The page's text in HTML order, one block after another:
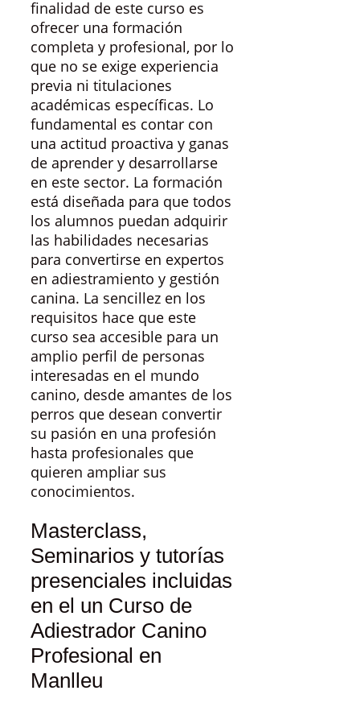
finalidad de este curso es
ofrecer una formación
completa y profesional, por lo
que no se exige experiencia
previa ni titulaciones
académicas específicas. Lo
fundamental es contar con
una actitud proactiva y ganas
de aprender y desarrollarse
en este sector. La formación
está diseñada para que todos
los alumnos puedan adquirir
las habilidades necesarias
para convertirse en expertos
en adiestramiento y gestión
canina. La sencillez en los
requisitos hace que este
curso sea accesible para un
amplio perfil de personas
interesadas en el mundo
canino, desde amantes de los
perros que desean convertir
su pasión en una profesión
hasta profesionales que
quieren ampliar sus
conocimientos.
Masterclass,
Seminarios y tutorías
presenciales incluidas
en el un Curso de
Adiestrador Canino
Profesional en
Manlleu